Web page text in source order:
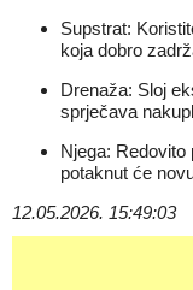
Supstrat:
koja dobro
Drenaža: Sloj
sprječava
Njega: Redovito
potaknut će
12.05.2026. 15:49:03